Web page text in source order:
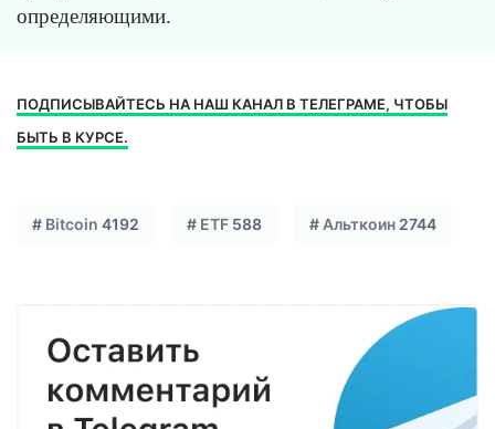
определяющими.
ПОДПИСЫВАЙТЕСЬ НА НАШ КАНАЛ В ТЕЛЕГРАМЕ, ЧТОБЫ
БЫТЬ В КУРСЕ.
# Bitcoin 4192 # ETF 588 # Альткоин 2744